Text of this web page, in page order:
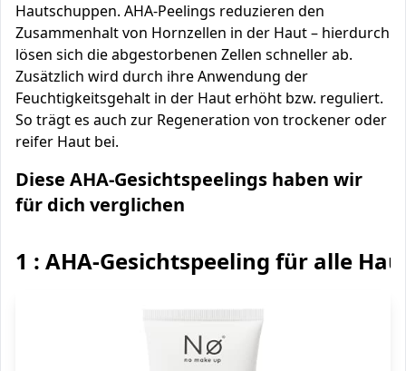
Hautschuppen. AHA-Peelings reduzieren den
Zusammenhalt von Hornzellen in der Haut – hierdurch
lösen sich die abgestorbenen Zellen schneller ab.
Zusätzlich wird durch ihre Anwendung der
Feuchtigkeitsgehalt in der Haut erhöht bzw. reguliert.
So trägt es auch zur Regeneration von trockener oder
reifer Haut bei.
Diese AHA-Gesichtspeelings haben wir
für dich verglichen
1 : AHA-Gesichtspeeling für alle